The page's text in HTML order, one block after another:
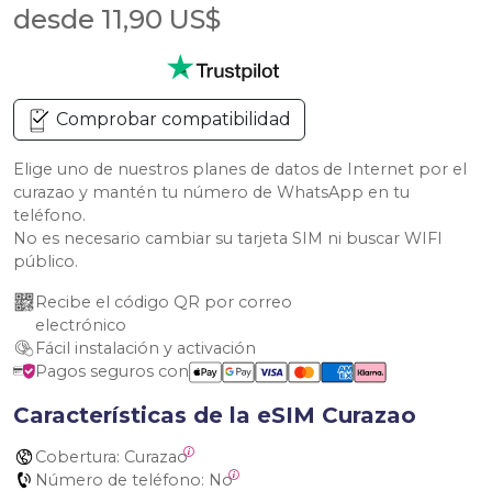
desde 11,90 US$
Comprobar compatibilidad
Elige uno de nuestros planes de datos de Internet por el
curazao y mantén tu número de WhatsApp en tu
teléfono.
No es necesario cambiar su tarjeta SIM ni buscar WIFI
público.
Recibe el código QR por correo
electrónico
Fácil instalación y activación
Pagos seguros con
Características de la eSIM Curazao
Cobertura: Curazao
Número de teléfono: No